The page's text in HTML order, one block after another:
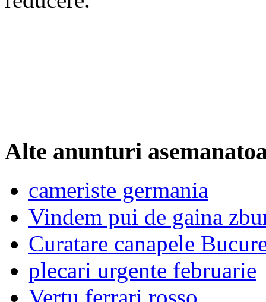
Alte anunturi
cameriste germania
Vindem pui de gaina
Curatare canapele
plecari urgente februarie